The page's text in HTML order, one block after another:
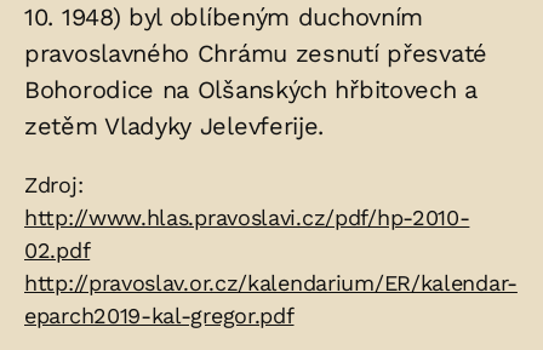
osoby/osob
uložených
v
hrobu:
10. 1948) byl oblíbeným duchovním
pravoslavného Chrámu zesnutí přesvaté
Bohorodice na Olšanských hřbitovech a
zetěm Vladyky Jelevferije.
Zdroje:
Zdroj:
http://www.hlas.pravoslavi.cz/pdf/hp-2010-
02.pdf
http://pravoslav.or.cz/kalendarium/ER/kalendar-
eparch2019-kal-gregor.pdf